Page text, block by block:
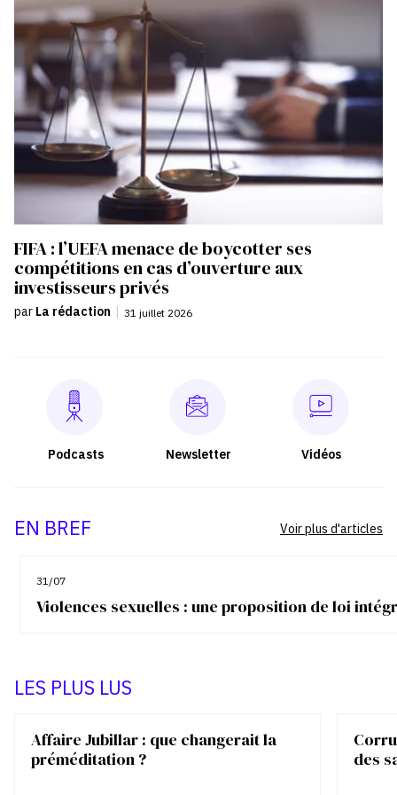
FIFA : l’UEFA menace de boycotter ses
compétitions en cas d’ouverture aux
investisseurs privés
par La rédaction | 31 juillet 2026
Podcasts Newsletter Vidéos
EN BREF
31/07
Violences sexuelles : une proposition de loi
Voir plus d'articles
LES PLUS LUS
Affaire Jubillar : que changerait la
préméditation ?
des